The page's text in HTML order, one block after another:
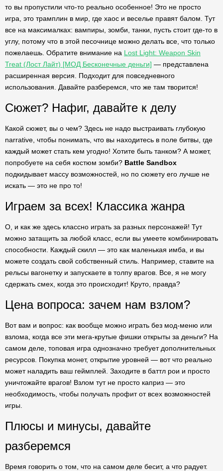
то вы пропустили что-то реально особенное! Это не просто
игра, это трамплин в мир, где хаос и веселье правят балом. Тут
все на максималках: вампиры, зомби, танки, пусть стоит где-то в
углу, потому что в этой песочнице можно делать все, что только
пожелаешь. Обратите внимание на Lost Light: Weapon Skin
Treat (Лост Лайт) [МОД Бесконечные деньги] — представлена
расширенная версия. Подходит для повседневного
использования. Давайте разберемся, что же там творится!
Сюжет? Нафиг, давайте к делу
Какой сюжет, вы о чем? Здесь не надо выстраивать глубокую
narrative, чтобы понимать, что вы находитесь в поле битвы, где
каждый может стать кем угодно! Хотите быть танком? А может,
попробуете на себя костюм зомби? Battle Sandbox
подкидывает массу возможностей, но по сюжету его лучше не
искать — это не про то!
Играем за всех! Классика жанра
О, и как же здесь классно играть за разных персонажей! Тут
можно затащить за любой класс, если вы умеете комбинировать
способности. Каждый скилл — это как маленькая имба, и вы
можете создать свой собственный стиль. Например, ставите на
рельсы вагонетку и запускаете в толпу врагов. Все, я не могу
сдержать смех, когда это происходит! Круто, правда?
Цена вопроса: зачем нам взлом?
Вот вам и вопрос: как вообще можно играть без мод-меню или
взлома, когда все эти мега-крутые фишки открыты за деньги? На
самом деле, топовая игра однозначно требует дополнительных
ресурсов. Покупка монет, открытие уровней — вот что реально
может наладить ваш геймплей. Заходите в баттл рои и просто
уничтожайте врагов! Взлом тут не просто каприз — это
необходимость, чтобы получать профит от всех возможностей
игры.
Плюсы и минусы, давайте
разберемся
Время говорить о том, что на самом деле бесит, а что радует.